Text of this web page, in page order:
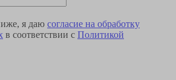
я даю согласие на обработку
в соответствии с Политикой